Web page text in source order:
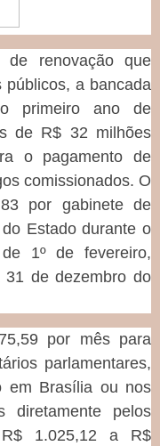
renovação que
públicos, a bancada
primeiro ano de
de R$ 32 milhões
o pagamento de
comissionados. O
por gabinete de
Estado durante o
1º de fevereiro,
de dezembro do
por mês para
parlamentares,
em Brasília ou nos
diretamente pelos
1.025,12 a R$